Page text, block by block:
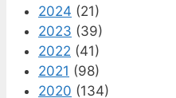
2024 (21)
2023 (39)
2022 (41)
2021 (98)
2020 (134)